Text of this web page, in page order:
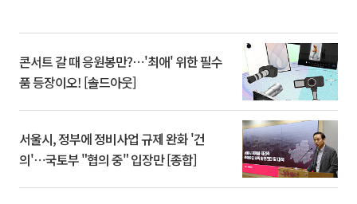
콘서트 갈 때 응원봉만?⋯'최애' 위한 필수
품 등장이오! [솔드아웃]
서울시, 정부에 정비사업 규제 완화 '건
의'⋯국토부 "협의 중" 입장만 [종합]